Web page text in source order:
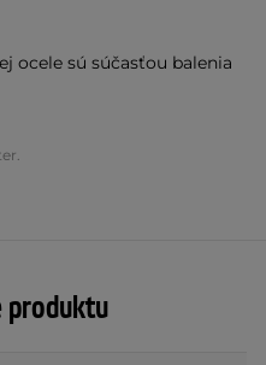
ocele sú súčasťou balenia
produktu